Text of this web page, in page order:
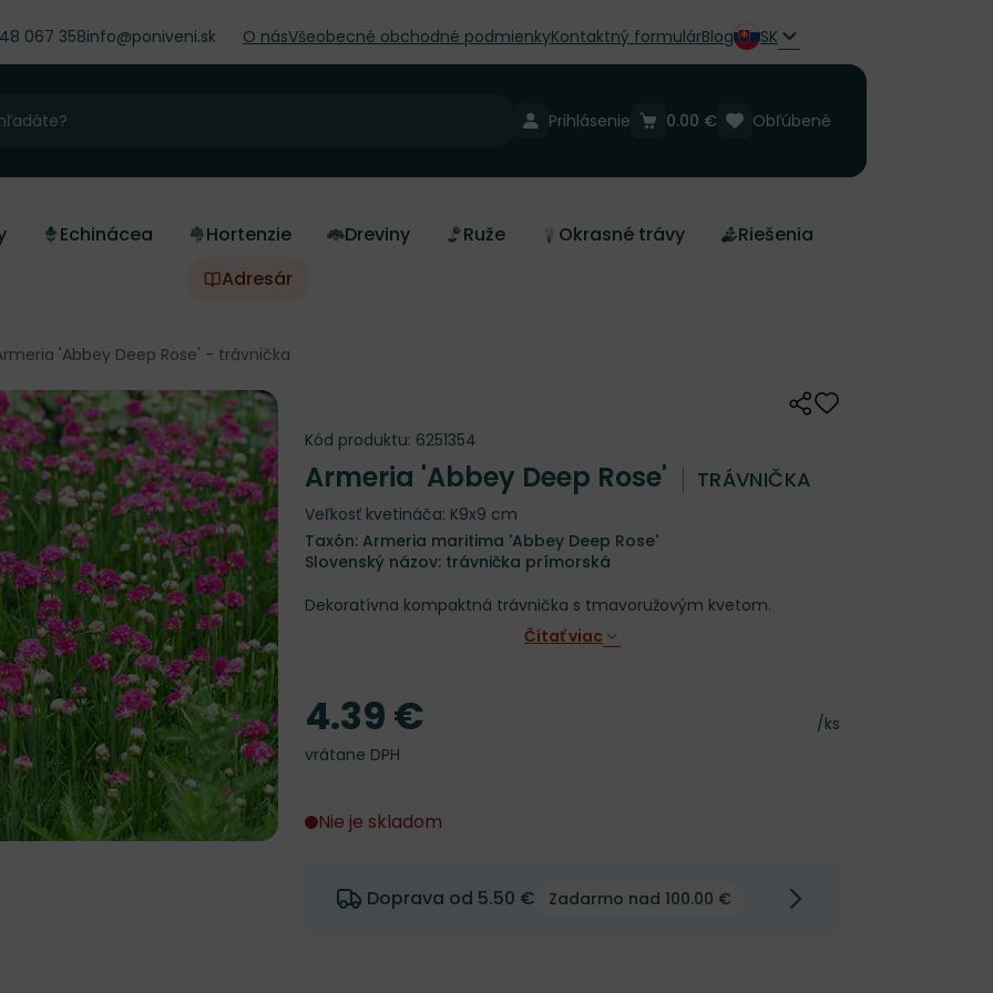
067 358info@poniveni.sk O násVšeobecné obchodné podmienkyKontaktný formulárBlog SK
Prihlásenie Obľúbené
0.00 €
Echinácea Hortenzie Dreviny Ruže Okrasné trávy
Riešenia
Adresár
'Abbey Deep Rose' - trávnička
ZdieľaťOdober do
Kód produktu: 6251354
Armeria 'Abbey Deep Rose' TRÁVNIČKA
Veľkosť kvetináča: K9x9 cm
Taxón: Armeria maritima 'Abbey Deep Rose'
Slovenský názov: trávnička prímorská
Dekoratívna kompaktná trávnička s tmavoružovým kvetom.
Čítať viac
Cena za kus
/ks
Cena
4.39 €
vrátane DPH
Nie je skladom
Doprava od 5.50 € Zadarmo nad 100.00 €